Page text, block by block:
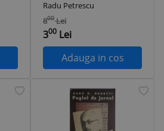
Radu Petrescu
800 Lei
300 Lei
Adauga in cos